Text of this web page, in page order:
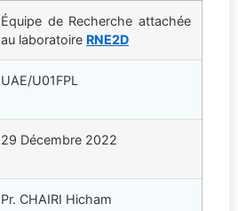
Équipe de Recherche attachée
au laboratoire RNE2D
UAE/U01FPL
29 Décembre 2022
Pr. CHAIRI Hicham